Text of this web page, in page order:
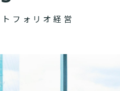
ト フ ォ リ オ 経 営